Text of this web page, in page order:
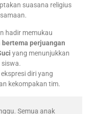
suasana religius
hadir memukau
perjuangan
yang menunjukkan
diri yang
kekompakan tim.
Semua anak